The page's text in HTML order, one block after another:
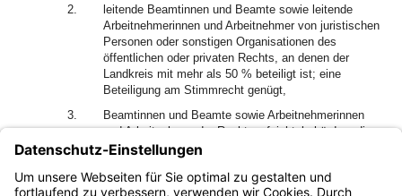
2.
leitende Beamtinnen und Beamte sowie leitende
Arbeitnehmerinnen und Arbeitnehmer von juristischen
Personen oder sonstigen Organisationen des
öffentlichen oder privaten Rechts, an denen der
Landkreis mit mehr als 50 % beteiligt ist; eine
Beteiligung am Stimmrecht genügt,
3.
Beamtinnen und Beamte sowie Arbeitnehmerinnen
und Arbeitnehmer der Rechtsaufsichtsbehörden, die
unmittelbar mit Aufgaben der Rechtsaufsicht befasst
4.
die Landrätin oder der Landrat des eigenen oder